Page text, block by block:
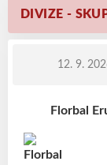
DIVIZE -
12. 9.
Florbal